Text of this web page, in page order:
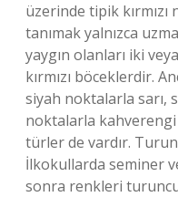
üzerinde tipik kırmızı
tanımak yalnızca
yaygın olanları iki
kırmızı böceklerdir.
siyah noktalarla sarı,
noktalarla
türler de vardır.
İlkokullarda seminer
sonra renkleri